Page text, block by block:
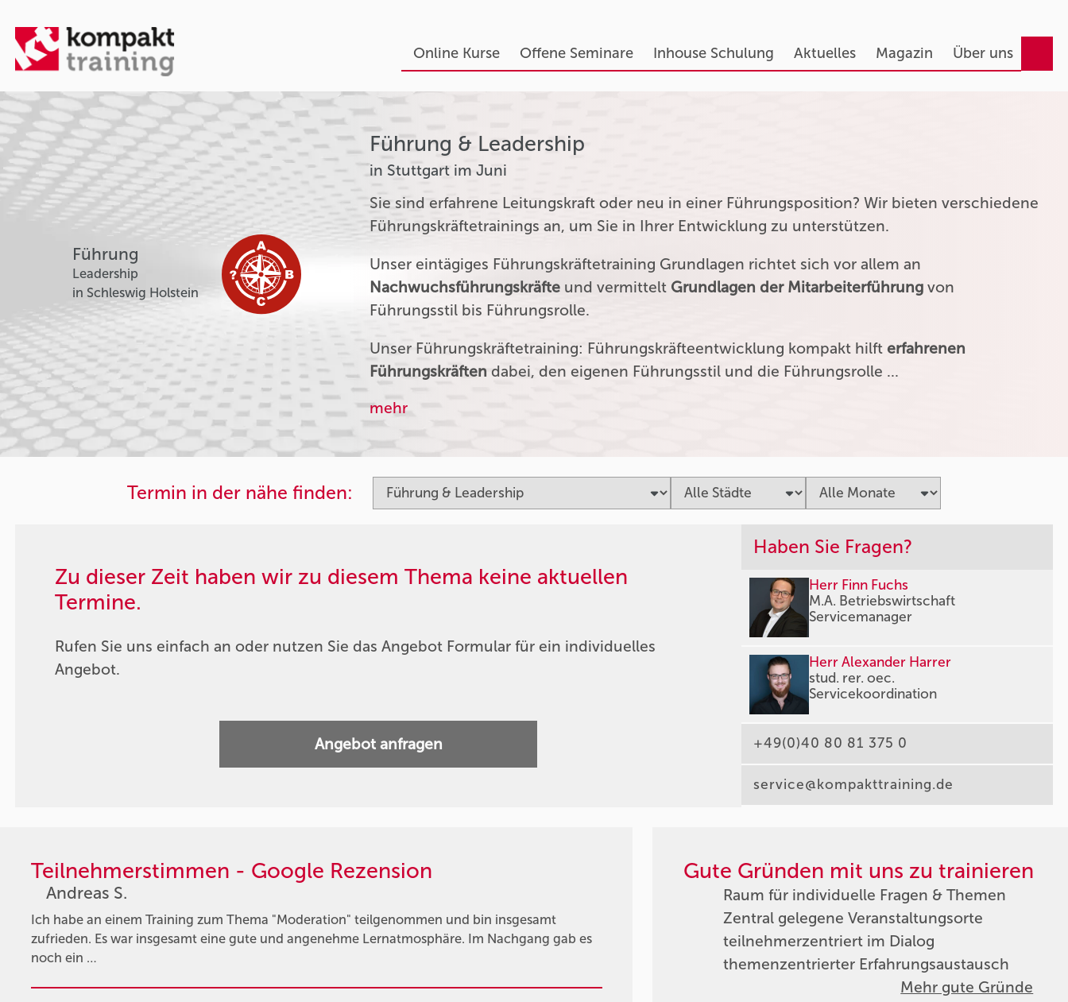
Online Kurse Offene Seminare Inhouse Schulung Aktuelles Magazin Über uns
Führung
Leadership
in Schleswig Holstein
Führung & Leadership
in Stuttgart im Juni
Sie sind erfahrene Leitungskraft oder neu in einer Führungsposition? Wir bieten verschiedene
Führungskräftetrainings an, um Sie in Ihrer Entwicklung zu unterstützen.
Unser eintägiges Führungskräftetraining Grundlagen richtet sich vor allem an
Nachwuchsführungskräfte und vermittelt Grundlagen der Mitarbeiterführung von
Führungsstil bis Führungsrolle.
Unser Führungskräftetraining: Führungskräfteentwicklung kompakt hilfterfahrenen
Führungskräften dabei, den eigenen Führungsstil und die Führungsrolle …
mehr
Termin in der nähe finden:
Zu dieser Zeit haben wir zu diesem Thema keine aktuellen
Termine.
Rufen Sie uns einfach an oder nutzen Sie das Angebot Formular für ein individuelles
Angebot.
Angebot anfragen
Haben Sie Fragen?
Herr Finn Fuchs
M.A. Betriebswirtschaft
Servicemanager
Herr Alexander Harrer
stud. rer. oec.
Servicekoordination
+49(0)40 80 81 375 0
service@kompakttraining.de
Teilnehmerstimmen - Google Rezension
Andreas S.
Ich habe an einem Training zum Thema "Moderation" teilgenommen und bin insgesamt
zufrieden. Es war insgesamt eine gute und angenehme Lernatmosphäre. Im Nachgang gab es
noch ein …
Gute Gründen mit uns zu trainieren
Raum für individuelle Fragen & Themen
Zentral gelegene Veranstaltungsorte
teilnehmerzentriert im Dialog
themenzentrierter Erfahrungsaustausch
Mehr gute Gründe